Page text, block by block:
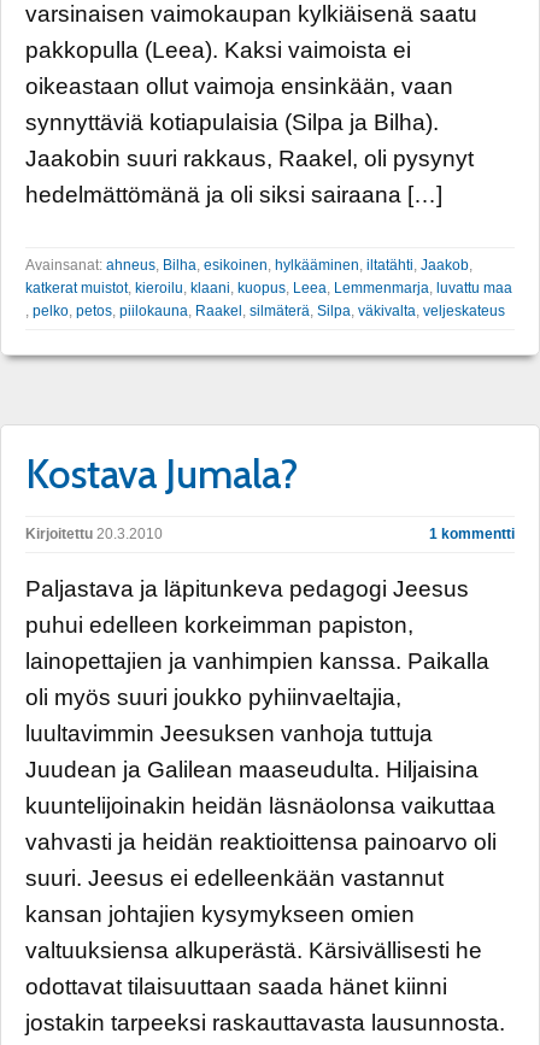
varsinaisen vaimokaupan kylkiäisenä saatu
pakkopulla (Leea). Kaksi vaimoista ei
oikeastaan ollut vaimoja ensinkään, vaan
synnyttäviä kotiapulaisia (Silpa ja Bilha).
Jaakobin suuri rakkaus, Raakel, oli pysynyt
hedelmättömänä ja oli siksi sairaana […]
Avainsanat: ahneus, Bilha, esikoinen, hylkääminen, iltatähti, Jaakob,
katkerat muistot, kieroilu, klaani, kuopus, Leea, Lemmenmarja, luvattu maa
, pelko, petos, piilokauna, Raakel , silmäterä, Silpa, väkivalta, veljeskateus
Kostava Jumala?
Kirjoitettu 20.3.2010 1 kommentti
Paljastava ja läpitunkeva pedagogi Jeesus
puhui edelleen korkeimman papiston,
lainopettajien ja vanhimpien kanssa. Paikalla
oli myös suuri joukko pyhiinvaeltajia,
luultavimmin Jeesuksen vanhoja tuttuja
Juudean ja Galilean maaseudulta. Hiljaisina
kuuntelijoinakin heidän läsnäolonsa vaikuttaa
vahvasti ja heidän reaktioittensa painoarvo oli
suuri. Jeesus ei edelleenkään vastannut
kansan johtajien kysymykseen omien
valtuuksiensa alkuperästä. Kärsivällisesti he
odottavat tilaisuuttaan saada hänet kiinni
jostakin tarpeeksi raskauttavasta lausunnosta.